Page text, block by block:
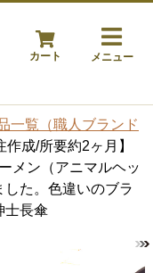
カート メニュー
一覧（職人ブランド
作成/所要約2ヶ月】
メン（アニマルヘッ
た。色違いのブラ
士長傘